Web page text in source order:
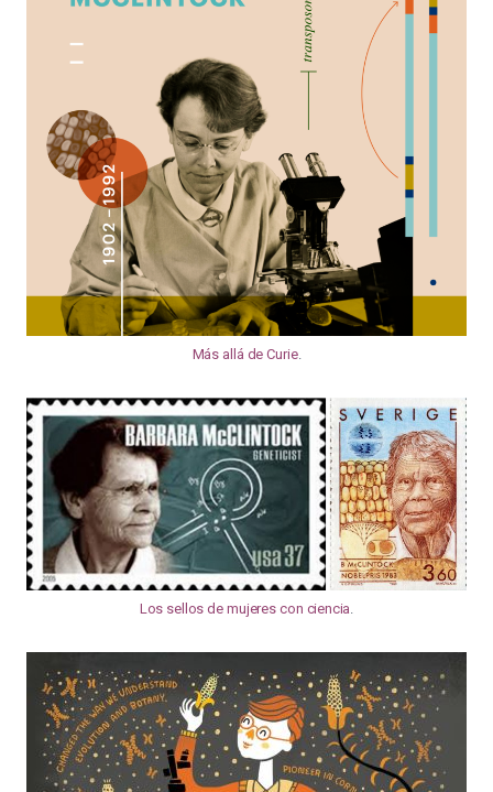
Más allá de Curie.
Los sellos de mujeres con ciencia.